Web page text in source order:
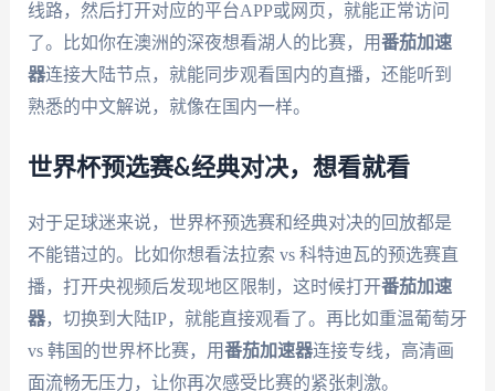
线路，然后打开对应的平台APP或网页，就能正常访问
了。比如你在澳洲的深夜想看湖人的比赛，用番茄加速
器连接大陆节点，就能同步观看国内的直播，还能听到
熟悉的中文解说，就像在国内一样。
世界杯预选赛&经典对决，想看就看
对于足球迷来说，世界杯预选赛和经典对决的回放都是
不能错过的。比如你想看法拉索 vs 科特迪瓦的预选赛直
播，打开央视频后发现地区限制，这时候打开番茄加速
器，切换到大陆IP，就能直接观看了。再比如重温葡萄牙
vs 韩国的世界杯比赛，用番茄加速器连接专线，高清画
面流畅无压力，让你再次感受比赛的紧张刺激。